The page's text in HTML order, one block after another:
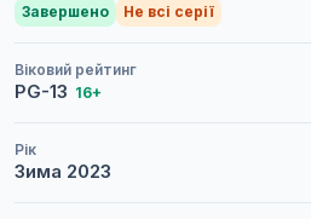
Завершено
Не всі серії
Віковий рейтинг
PG-13 16+
Рік
Зима 2023